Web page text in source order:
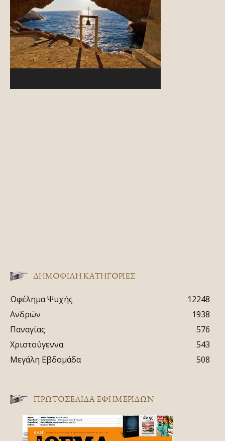
ΔΗΜΟΦΙΛΗ ΚΑΤΗΓΟΡΙΕΣ
Ωφέλημα Ψυχής
12248
Ανδρών
1938
Παναγίας
576
Χριστούγεννα
543
Μεγάλη Εβδομάδα
508
ΠΡΩΤΟΣΈΛΙΔΑ ΕΦΗΜΕΡΊΔΩΝ